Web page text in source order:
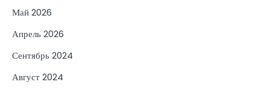
Май 2026
Апрель 2026
Сентябрь 2024
Август 2024